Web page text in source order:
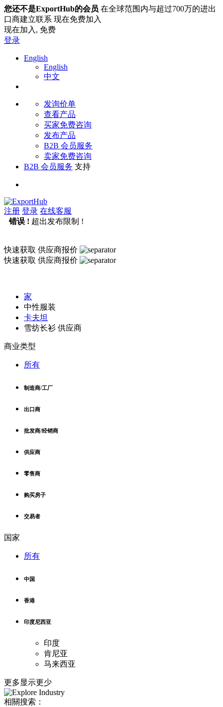
您还不是ExportHub的会员 在全球范围内与超过700万的进出
口商建立联系 现在免费加入
现在加入, 免费
登录
English
English
中文
发询价单
查看产品
买家免费咨询
发布产品
B2B 会员服务
卖家免费咨询
B2B 会员服务 支持
注册 登录 在线客服
错误 ! 超出发布限制 !
快速获取 供应商报价
快速获取 供应商报价
家
中性服装
卡夫坦
雪纺长衫 供应商
商业类型
所有
制造商/工厂
出口商
批发商/经销商
供应商
零售商
购买房子
交易者
国家
所有
中国
香港
印度尼西亚
印度
肯尼亚
马来西亚
更多显示更少
相關搜索：